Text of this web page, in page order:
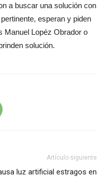
a buscar una solución con
esperan y piden
Manuel Lopéz Obrador o
solución.
Artículo siguiente
luz artificial estragos en